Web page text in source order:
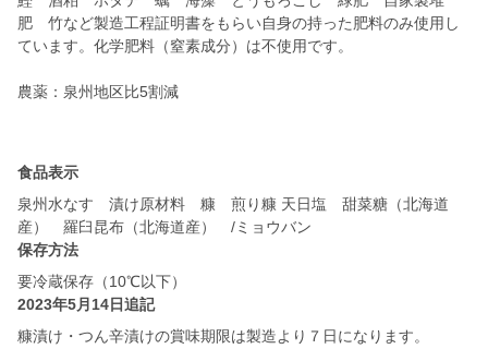
肥 竹など製造工程証明書をもらい自身の持った肥料のみ使用し
ています。化学肥料（窒素成分）は不使用です。
農薬：泉州地区比5割減
食品表示
泉州水なす 漬け原材料 糠 煎り糠 天日塩 甜菜糖（北海道
産） 羅臼昆布（北海道産） /ミョウバン
保存方法
要冷蔵保存（10℃以下）
2023年5月14日追記
糠漬け・つん辛漬けの賞味期限は製造より７日になります。